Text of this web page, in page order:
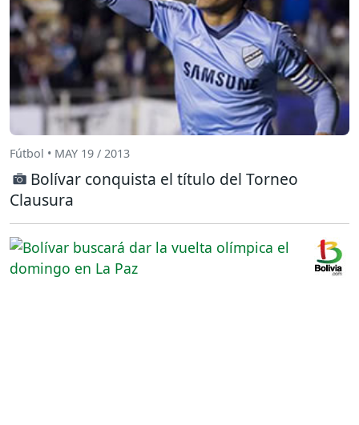
Fútbol • MAY 19 / 2013
Bolívar conquista el título del Torneo
Clausura